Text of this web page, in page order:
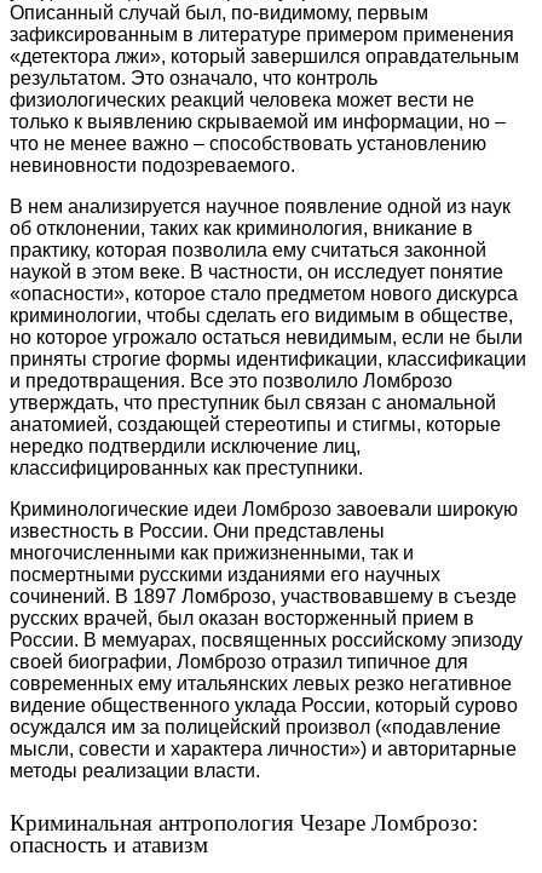
Описанный случай был, по-видимому, первым
зафиксированным в литературе примером применения
«детектора лжи», который завершился оправдательным
результатом. Это означало, что контроль
физиологических реакций человека может вести не
только к выявлению скрываемой им информации, но –
что не менее важно – способствовать установлению
невиновности подозреваемого.
В нем анализируется научное появление одной из наук
об отклонении, таких как криминология, вникание в
практику, которая позволила ему считаться законной
наукой в ​​этом веке. В частности, он исследует понятие
«опасности», которое стало предметом нового дискурса
криминологии, чтобы сделать его видимым в обществе,
но которое угрожало остаться невидимым, если не были
приняты строгие формы идентификации, классификации
и предотвращения. Все это позволило Ломброзо
утверждать, что преступник был связан с аномальной
анатомией, создающей стереотипы и стигмы, которые
нередко подтвердили исключение лиц,
классифицированных как преступники.
Криминологические идеи Ломброзо завоевали широкую
известность в России. Они представлены
многочисленными как прижизненными, так и
посмертными русскими изданиями его научных
сочинений. В 1897 Ломброзо, участвовавшему в съезде
русских врачей, был оказан восторженный прием в
России. В мемуарах, посвященных российскому эпизоду
своей биографии, Ломброзо отразил типичное для
современных ему итальянских левых резко негативное
видение общественного уклада России, который сурово
осуждался им за полицейский произвол («подавление
мысли, совести и характера личности») и авторитарные
методы реализации власти.
Криминальная антропология Чезаре Ломброзо:
опасность и атавизм